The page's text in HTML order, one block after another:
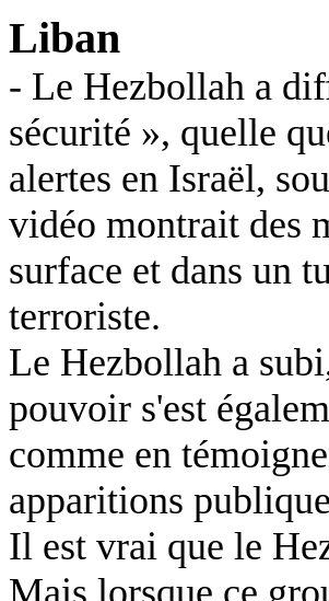
Liban
- Le Hezbollah a
sécurité », quelle
alertes en Israël,
vidéo montrait des
surface et dans un
terroriste.
Le Hezbollah a
pouvoir s'est
comme en
apparitions
Il est vrai que le
Mais lorsque ce